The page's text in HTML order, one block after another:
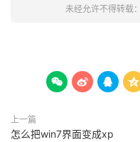
未经允许不得转载：
   
上一篇
怎么把win7界面变成xp